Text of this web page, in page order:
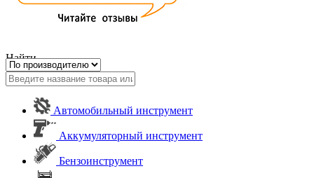
Найти
Автомобильный инструмент
Аккумуляторный инструмент
Бензоинструмент